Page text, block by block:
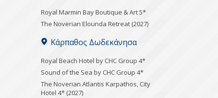
Royal Marmin Bay Boutique & Art 5*
The Noverian Elounda Retreat (2027)
Κάρπαθος Δωδεκάνησα
Royal Beach Hotel by CHC Group 4*
Sound of the Sea by CHC Group 4*
The Noverian Atlantis Karpathos, City
Hotel 4* (2027)